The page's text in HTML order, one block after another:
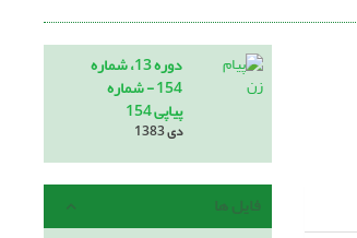
دوره 13، شماره
154 - شماره
پیاپی 154
دی 1383
فایل ها